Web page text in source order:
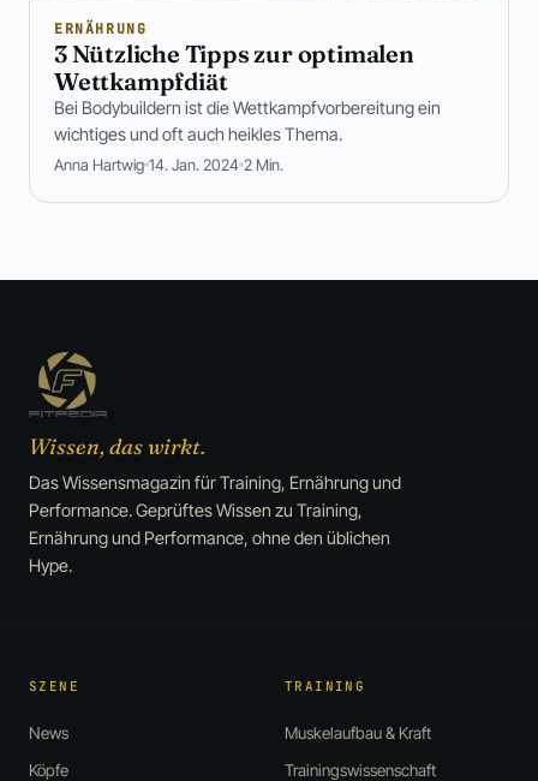
ERNÄHRUNG
3 Nützliche Tipps zur optimalen
Wettkampfdiät
Bei Bodybuildern ist die Wettkampfvorbereitung ein
wichtiges und oft auch heikles Thema.
Anna Hartwig 14. Jan. 2024 2 Min.
Wissen, das wirkt.
Das Wissensmagazin für Training, Ernährung und
Performance. Geprüftes Wissen zu Training,
Ernährung und Performance, ohne den üblichen
Hype.
SZENE
News
Köpfe
TRAINING
Muskelaufbau & Kraft
Trainingswissenschaft